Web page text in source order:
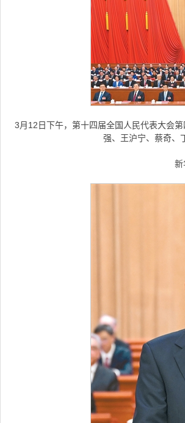
3月12日下午，第十四届全国人民代表大会
强、王沪宁、蔡奇、
新